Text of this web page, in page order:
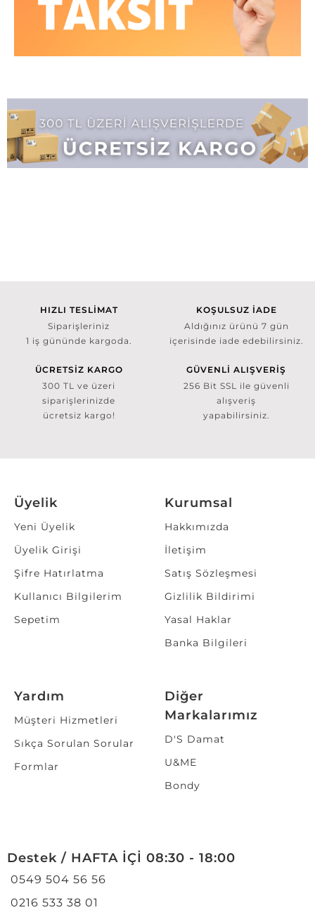
HIZLI TESLİMAT
Siparişleriniz
1 iş gününde kargoda.
KOŞULSUZ İADE
Aldığınız ürünü 7 gün
içerisinde iade edebilirsiniz.
ÜCRETSİZ KARGO
300 TL ve üzeri
siparişlerinizde
ücretsiz kargo!
GÜVENLİ ALIŞVERİŞ
256 Bit SSL ile güvenli
alışveriş
yapabilirsiniz.
Üyelik
Yeni Üyelik
Üyelik Girişi
Şifre Hatırlatma
Kullanıcı Bilgilerim
Sepetim
Kurumsal
Hakkımızda
İletişim
Satış Sözleşmesi
Gizlilik Bildirimi
Yasal Haklar
Banka Bilgileri
Yardım
Müşteri Hizmetleri
Sıkça Sorulan Sorular
Formlar
Diğer
Markalarımız
D'S Damat
U&ME
Bondy
Destek / HAFTA İÇİ 08:30 - 18:00
0549 504 56 56
0216 533 38 01